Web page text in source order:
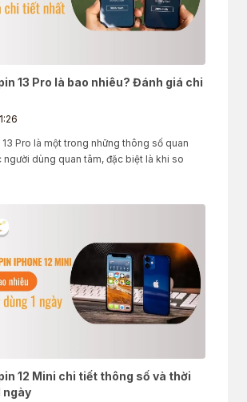
13 Pro là bao nhiêu? Đánh giá chi
Pro là một trong những thông số quan
người dùng quan tâm, đặc biệt là khi so
12 Mini chi tiết thông số và thời
ngày